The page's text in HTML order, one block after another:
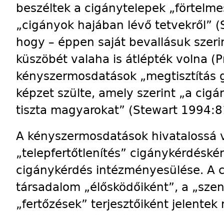
beszéltek a cigánytelepek
„cigányok hajában lévő tetvekről”
hogy – éppen saját bevallásuk
küszöbét valaha is átlépték volna
kényszermosdatások „megtisztítás
képzet szülte, amely szerint „a
tiszta magyarokat” (Stewart
A kényszermosdatások
„telepfertőtlenítés”
cigánykérdés intézményesülése. A
társadalom „élősködőiként”, a
„fertőzések” terjesztőiként jelentek